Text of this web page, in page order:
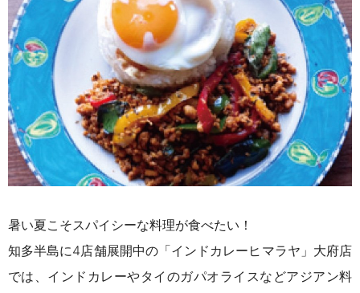
暑い夏こそスパイシーな料理が食べたい！
知多半島に4店舗展開中の「インドカレーヒマラヤ」大府店
では、インドカレーやタイのガパオライスなどアジアン料